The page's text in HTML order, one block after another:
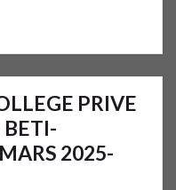
PRIVE
2025-